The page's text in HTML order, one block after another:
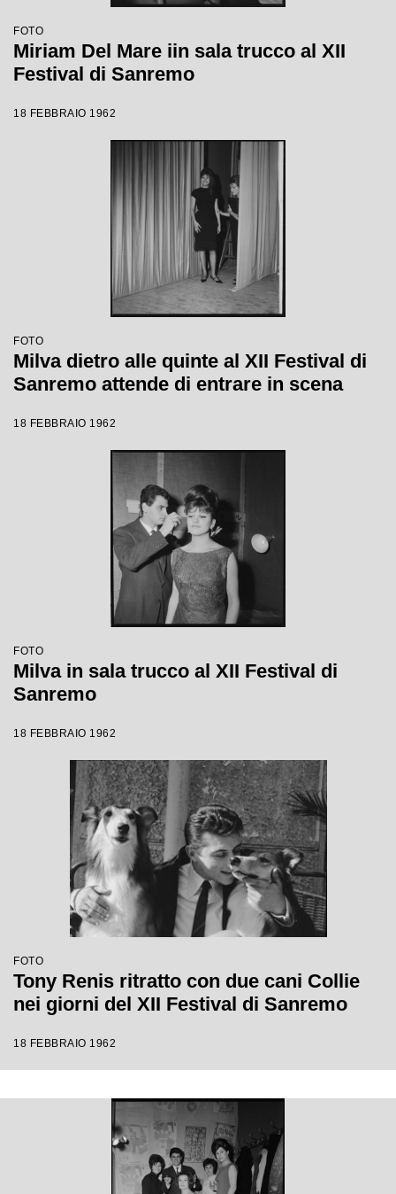
FOTO
Miriam Del Mare iin sala trucco al XII
Festival di Sanremo
18 FEBBRAIO 1962
FOTO
Milva dietro alle quinte al XII Festival di
Sanremo attende di entrare in scena
18 FEBBRAIO 1962
FOTO
Milva in sala trucco al XII Festival di
Sanremo
18 FEBBRAIO 1962
FOTO
Tony Renis ritratto con due cani Collie
nei giorni del XII Festival di Sanremo
18 FEBBRAIO 1962